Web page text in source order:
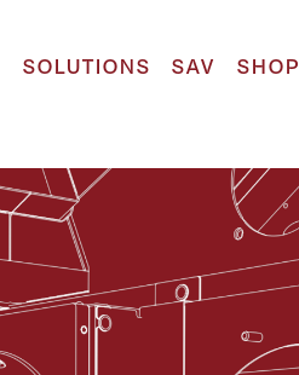
SOLUTIONS SAV SHOP